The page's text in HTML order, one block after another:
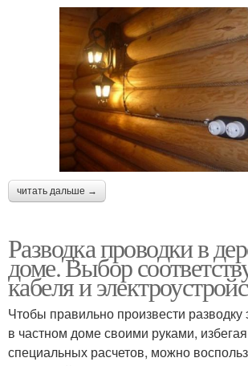
читать дальше →
Разводка проводки в
доме. Выбор
кабеля и
Чтобы правильно произвести разводку
в частном доме своими руками,
специальных расчетов, можно